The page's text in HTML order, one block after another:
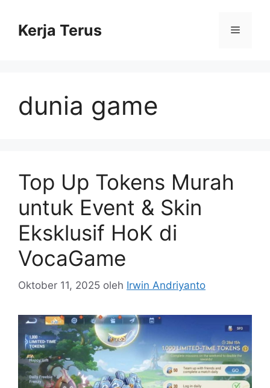
Kerja Terus Menu
dunia game
Top Up Tokens Murah
untuk Event & Skin
Eksklusif HoK di
VocaGame
Oktober 11, 2025 oleh Irwin Andriyanto